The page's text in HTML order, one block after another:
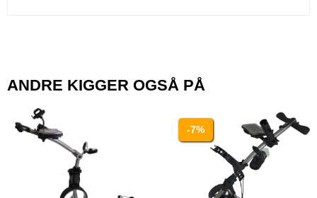
ANDRE KIGGER OGSÅ PÅ
-7%